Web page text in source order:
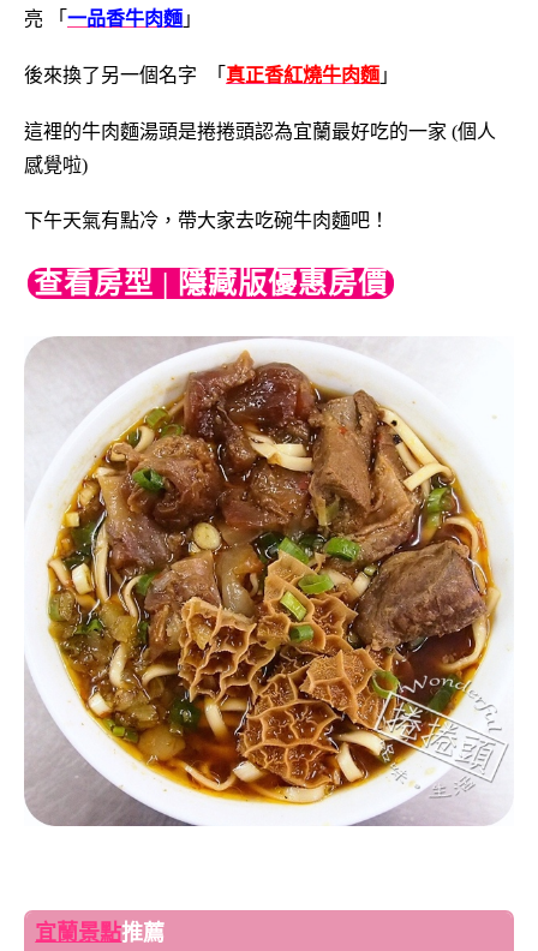
亮 「 一品香牛肉麵 」
後來換了另一個名字 「 真正香紅燒牛肉麵 」
這裡的牛肉麵湯頭是捲捲頭認為宜蘭最好吃的一家 (個人
感覺啦)
下午天氣有點冷，帶大家去吃碗牛肉麵吧！
查看房型 | 隱藏版優惠房價
宜蘭景點推薦